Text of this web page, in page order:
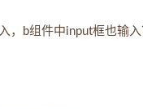
，b组件中input框也输入